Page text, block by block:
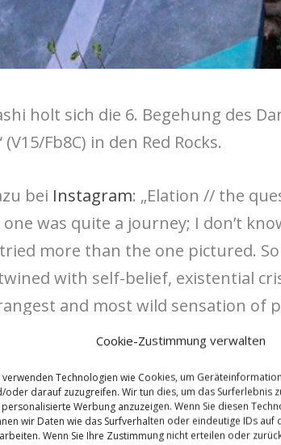
Cookie-Zustimmung verwalten
verwenden Technologien wie Cookies, um
oder darauf zuzugreifen. Wir tun dies, um das Surferlebnis
Werbung anzuzeigen. Wenn Sie diesen
wir Daten wie das Surfverhalten oder eindeutige IDs auf
Wenn Sie Ihre Zustimmung nicht erteilen oder
holt sich die 6. Begehung des
Fb8C) in den Red Rocks.
bei Instagram: „Elation // the
was quite a journey; I don’t
tried more than the one pictured.
with self-belief, existential
and most wild sensation of
and physical battles but the war is
best.“